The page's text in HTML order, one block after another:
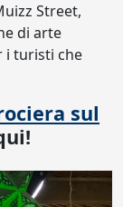
Street,
di arte
i turisti che
sul